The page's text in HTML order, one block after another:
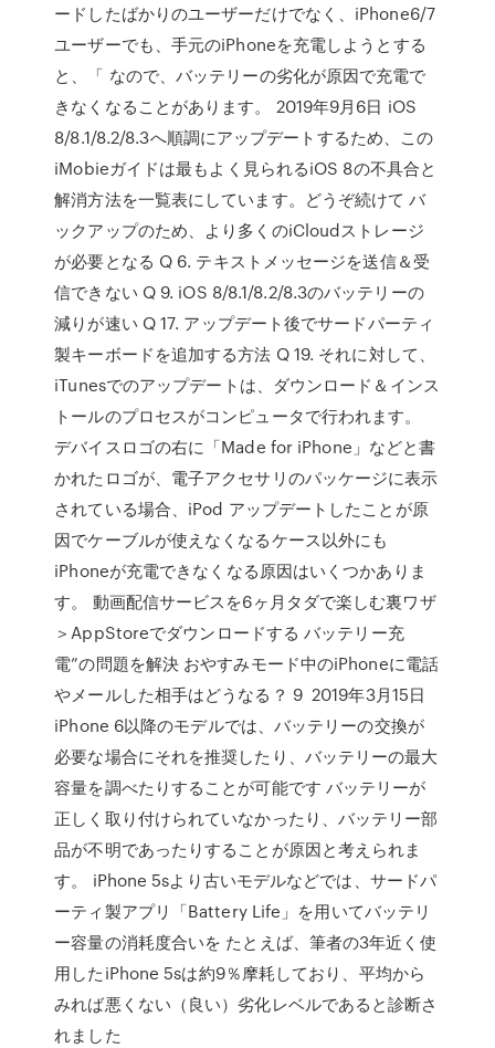
ードしたばかりのユーザーだけでなく、iPhone6/7
ユーザーでも、手元のiPhoneを充電しようとする
と、「 なので、バッテリーの劣化が原因で充電で
きなくなることがあります。 2019年9月6日 iOS
8/8.1/8.2/8.3へ順調にアップデートするため、この
iMobieガイドは最もよく見られるiOS 8の不具合と
解消方法を一覧表にしています。どうぞ続けて バ
ックアップのため、より多くのiCloudストレージ
が必要となる Q 6. テキストメッセージを送信＆受
信できない Q 9. iOS 8/8.1/8.2/8.3のバッテリーの
減りが速い Q 17. アップデート後でサードパーティ
製キーボードを追加する方法 Q 19. それに対して、
iTunesでのアップデートは、ダウンロード＆インス
トールのプロセスがコンピュータで行われます。
デバイスロゴの右に「Made for iPhone」などと書
かれたロゴが、電子アクセサリのパッケージに表示
されている場合、iPod アップデートしたことが原
因でケーブルが使えなくなるケース以外にも
iPhoneが充電できなくなる原因はいくつかありま
す。 動画配信サービスを6ヶ月タダで楽しむ裏ワザ
＞AppStoreでダウンロードする バッテリー充
電”の問題を解決 おやすみモード中のiPhoneに電話
やメールした相手はどうなる？ 9 2019年3月15日
iPhone 6以降のモデルでは、バッテリーの交換が
必要な場合にそれを推奨したり、バッテリーの最大
容量を調べたりすることが可能です バッテリーが
正しく取り付けられていなかったり、バッテリー部
品が不明であったりすることが原因と考えられま
す。 iPhone 5sより古いモデルなどでは、サードパ
ーティ製アプリ「Battery Life」を用いてバッテリ
ー容量の消耗度合いを たとえば、筆者の3年近く使
用したiPhone 5sは約9％摩耗しており、平均から
みれば悪くない（良い）劣化レベルであると診断さ
れました